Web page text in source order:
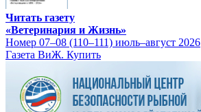
Читать газету
«Ветеринария и Жизнь»
Номер 07–08 (110–111) июль–август 2026
Газета ВиЖ. Купить